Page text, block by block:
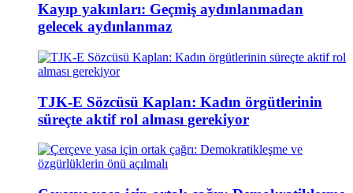
Kayıp yakınları: Geçmiş aydınlanmadan
gelecek aydınlanmaz
TJK-E Sözcüsü Kaplan: Kadın örgütlerinin
süreçte aktif rol alması gerekiyor